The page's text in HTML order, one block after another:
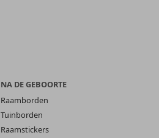
NA DE GEBOORTE
Raamborden
Tuinborden
Raamstickers